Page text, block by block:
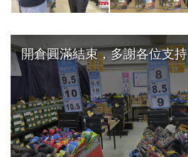
開倉圓滿結束，多謝各位支持